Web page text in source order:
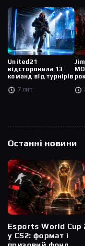
United21
відсторонила 13
команд від турнірів
7 лип
Останні новини
Esports World Cup
у CS2: формат і